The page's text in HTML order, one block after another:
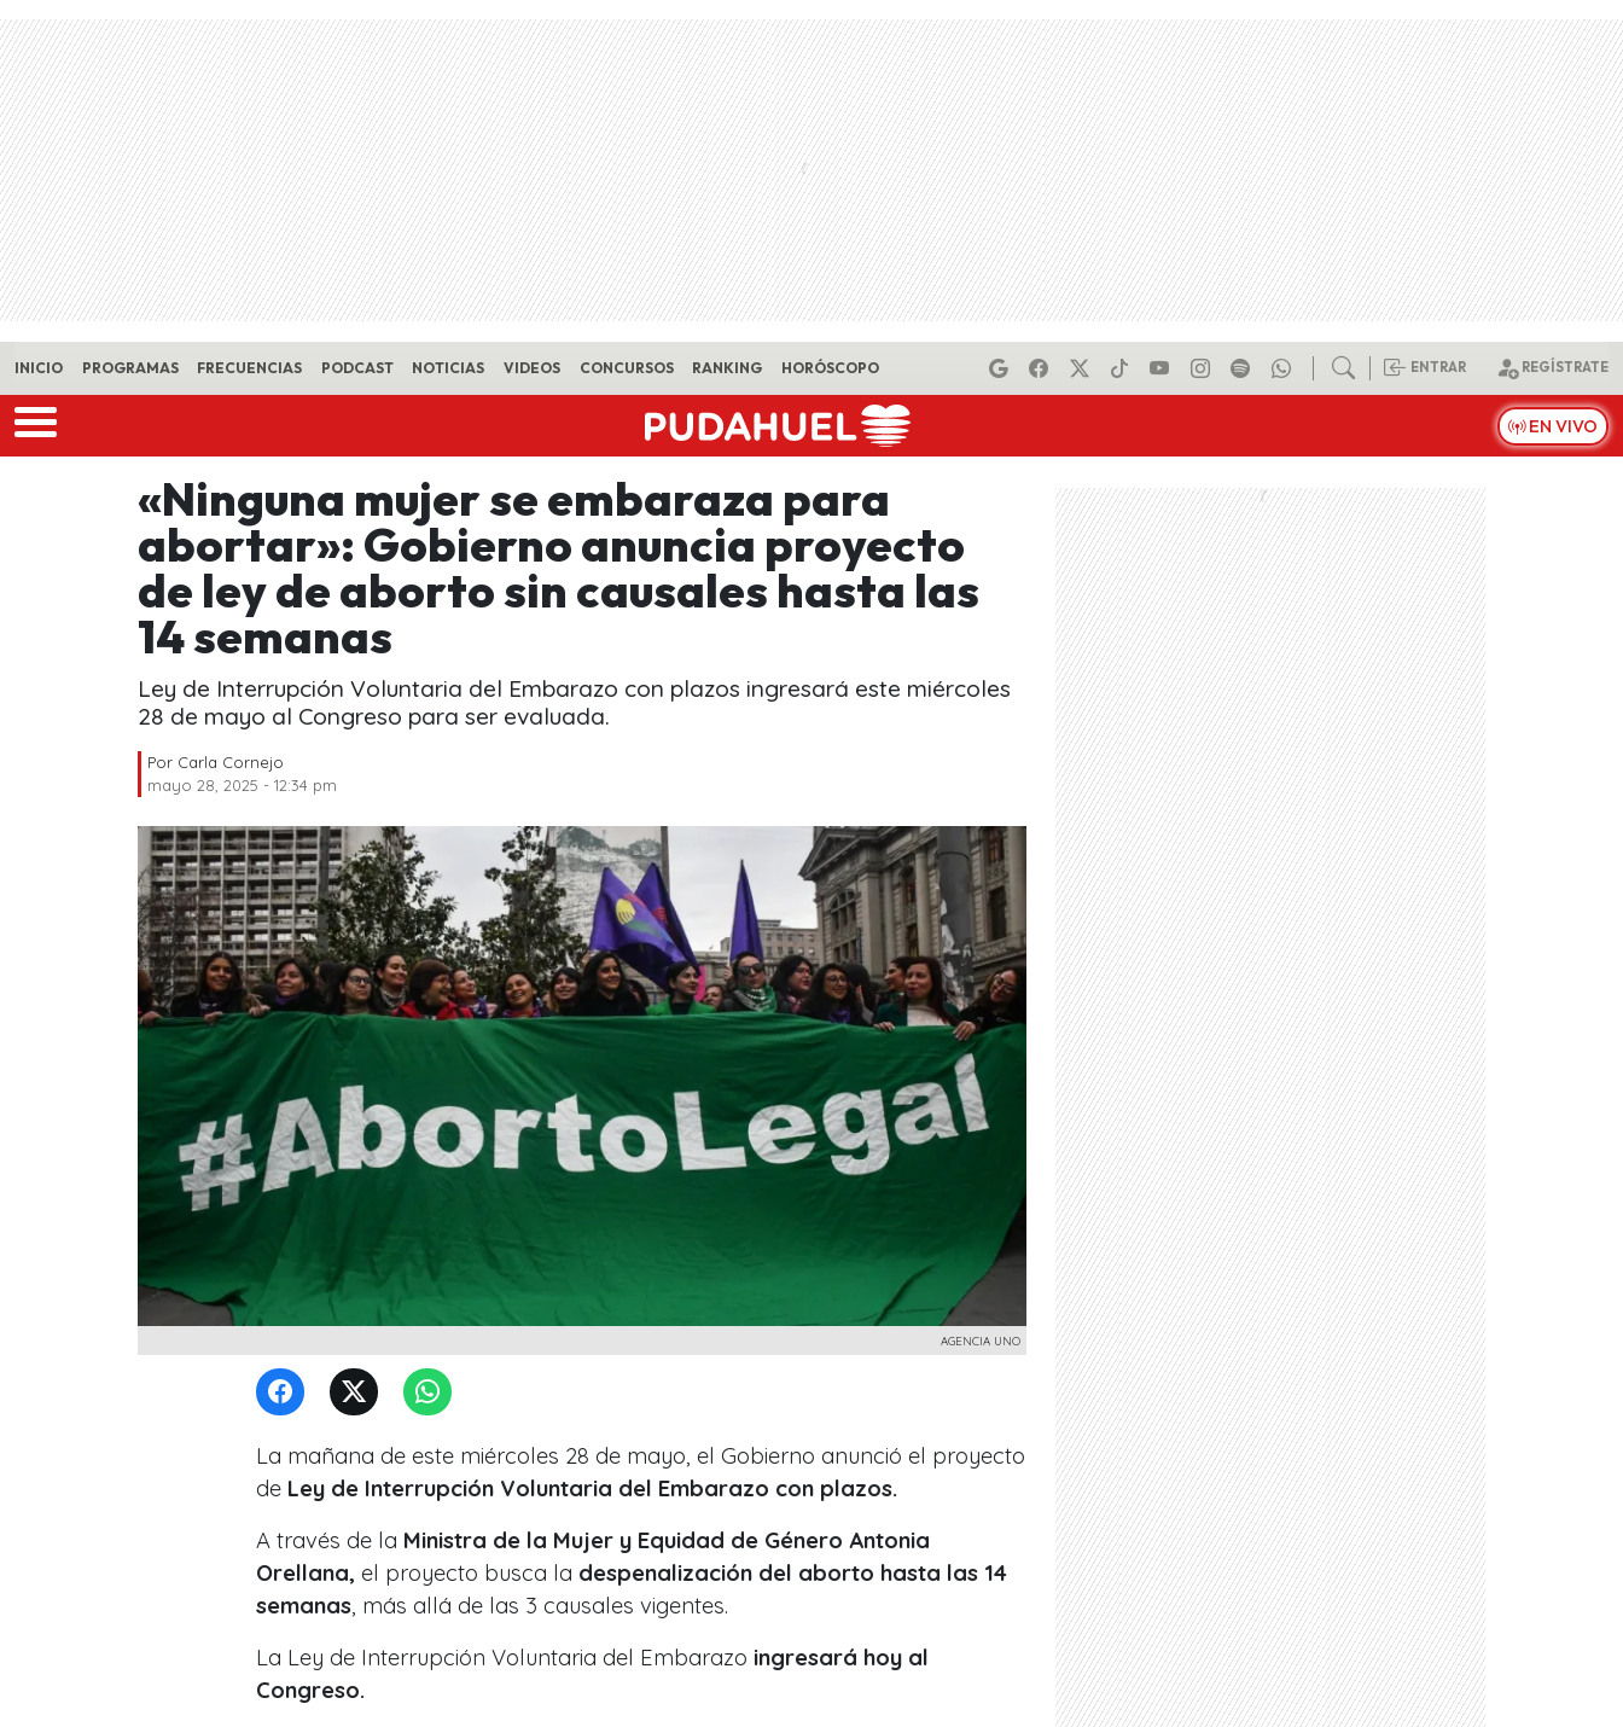
Skip to main content
INICIO PROGRAMAS FRECUENCIAS PODCAST NOTICIAS VIDEOS CONCURSOS RANKING HORÓSCOPO ENTRAR REGÍSTRATE
EN VIVO
«Ninguna mujer se embaraza para
abortar»: Gobierno anuncia proyecto
de ley de aborto sin causales hasta las
14 semanas
Ley de Interrupción Voluntaria del Embarazo con plazos ingresará este miércoles
28 de mayo al Congreso para ser evaluada.
Por Carla Cornejo
mayo 28, 2025 - 12:34 pm
AGENCIA UNO
La mañana de este miércoles 28 de mayo, el Gobierno anunció el proyecto
de Ley de Interrupción Voluntaria del Embarazo con plazos.
A través de la Ministra de la Mujer y Equidad de Género Antonia
Orellana, el proyecto busca la despenalización del aborto hasta las 14
semanas , más allá de las 3 causales vigentes.
La Ley de Interrupción Voluntaria del Embarazo ingresará hoy al
Congreso.